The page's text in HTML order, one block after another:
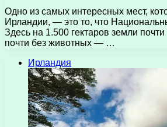
Одно из самых интересных мест,
Ирландии, — это то, что
Здесь на 1.500 гектаров земли
почти без животных — …
Ирландия